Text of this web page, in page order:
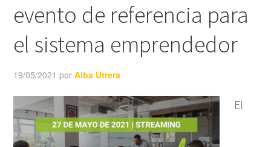
evento de referencia para
el sistema emprendedor
19/05/2021 porAlba Utrera
El